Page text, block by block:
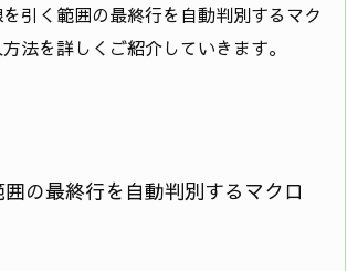
引く範囲の最終行を自動判別するマク
法を詳しくご紹介していきます。
の最終行を自動判別するマクロ